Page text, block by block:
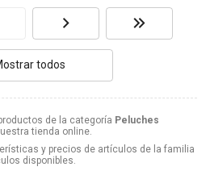
de la categoría Peluches
tienda online.
y precios de artículos de la familia
disponibles.
todos